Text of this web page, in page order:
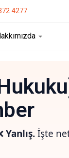
4277
Yanlış.İşte